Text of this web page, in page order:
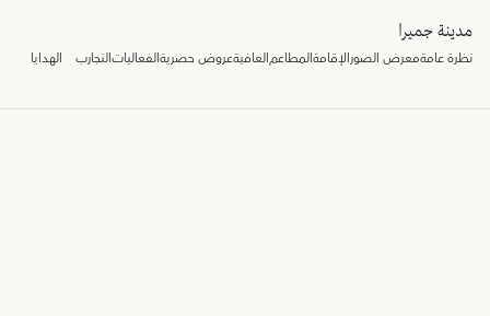
مدينة جميرا
نظرة عامةمعرض الصورالإقامةالمطاعمالعافيةعروض حصريةالفعالياتالتجارب الهدايا